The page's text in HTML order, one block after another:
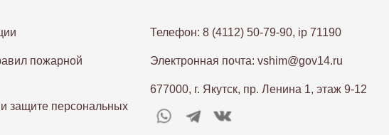
пожарной
защите персональных
Телефон: 8 (4112) 50-79-90, ip 71190
Электронная почта: vshim@gov14.ru
677000, г. Якутск, пр. Ленина 1, этаж 9-12